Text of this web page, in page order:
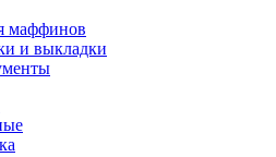
маффинов
и выкладки